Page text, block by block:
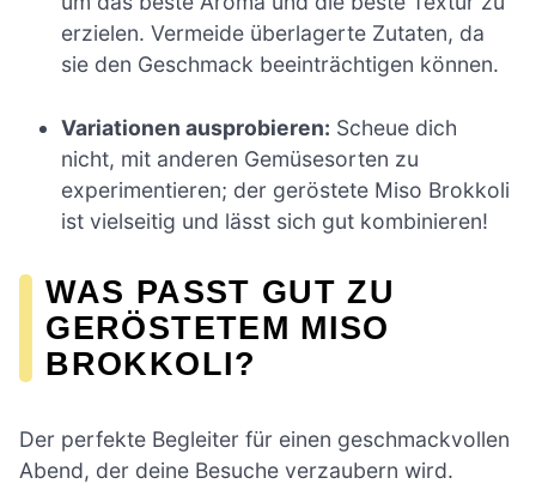
erzielen. Vermeide überlagerte Zutaten, da
sie den Geschmack beeinträchtigen können.
Variationen ausprobieren: Scheue dich
nicht, mit anderen Gemüsesorten zu
experimentieren; der geröstete Miso Brokkoli
ist vielseitig und lässt sich gut kombinieren!
WAS PASST GUT ZU
GERÖSTETEM MISO
BROKKOLI?
Der perfekte Begleiter für einen geschmackvollen
Abend, der deine Besuche verzaubern wird.